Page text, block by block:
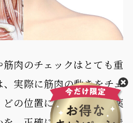
肉のチェックはとても重
実際に筋肉の動きをチェ
どの位置にどれくらいの薬